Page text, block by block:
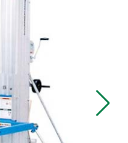
ー
ご利用シーンから探す
神事・セレモニー用品